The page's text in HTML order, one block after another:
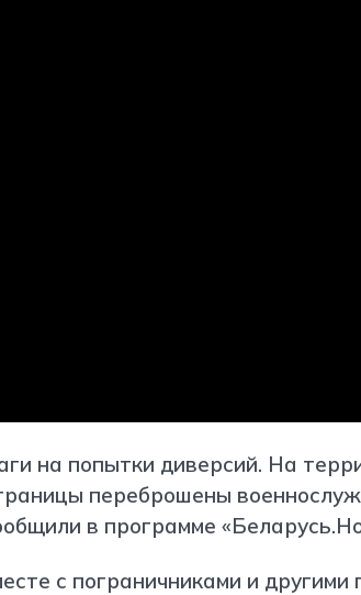
на попытки диверсий. На
переброшены
в программе
с пограничниками и другими